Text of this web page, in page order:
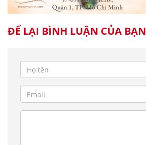
ĐỂ LẠI BÌNH LUẬN CỦA BẠN